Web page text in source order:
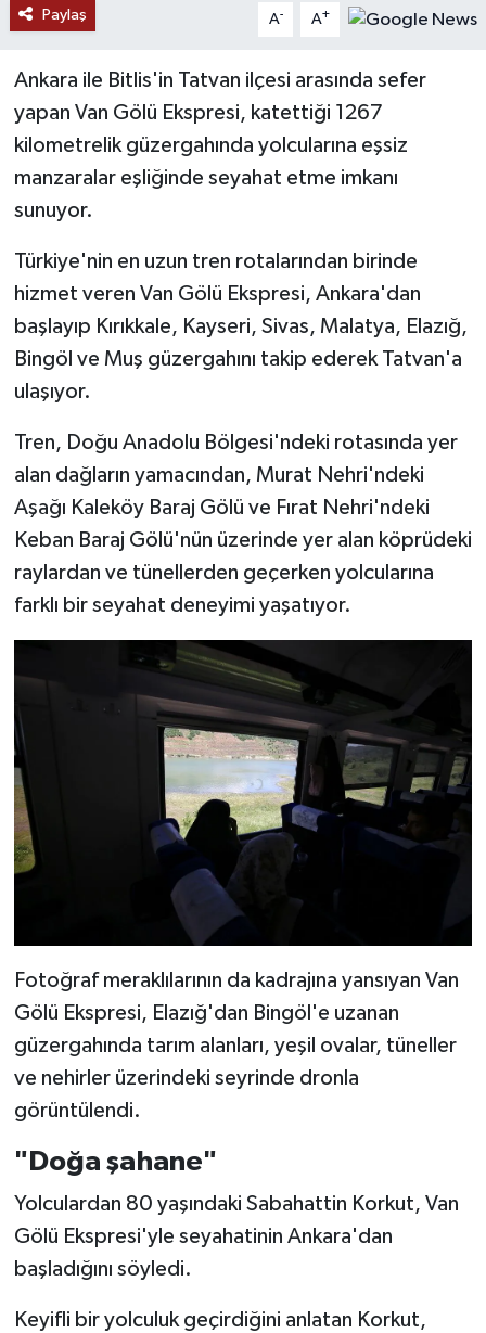
Paylaş A- A+
Ankara ile Bitlis'in Tatvan ilçesi arasında sefer
yapan Van Gölü Ekspresi, katettiği 1267
kilometrelik güzergahında yolcularına eşsiz
manzaralar eşliğinde seyahat etme imkanı
sunuyor.
Türkiye'nin en uzun tren rotalarından birinde
hizmet veren Van Gölü Ekspresi, Ankara'dan
başlayıp Kırıkkale, Kayseri, Sivas, Malatya, Elazığ,
Bingöl ve Muş güzergahını takip ederek Tatvan'a
ulaşıyor.
Tren, Doğu Anadolu Bölgesi'ndeki rotasında yer
alan dağların yamacından, Murat Nehri'ndeki
Aşağı Kaleköy Baraj Gölü ve Fırat Nehri'ndeki
Keban Baraj Gölü'nün üzerinde yer alan köprüdeki
raylardan ve tünellerden geçerken yolcularına
farklı bir seyahat deneyimi yaşatıyor.
Fotoğraf meraklılarının da kadrajına yansıyan Van
Gölü Ekspresi, Elazığ'dan Bingöl'e uzanan
güzergahında tarım alanları, yeşil ovalar, tüneller
ve nehirler üzerindeki seyrinde dronla
görüntülendi.
"Doğa şahane"
Yolculardan 80 yaşındaki Sabahattin Korkut, Van
Gölü Ekspresi'yle seyahatinin Ankara'dan
başladığını söyledi.
Keyifli bir yolculuk geçirdiğini anlatan Korkut,
YAŞAM